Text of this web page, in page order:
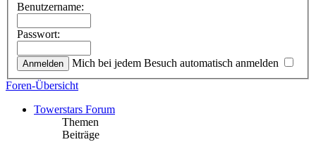
Benutzername:
Passwort:
Mich bei jedem Besuch automatisch anmelden
Foren-Übersicht
Towerstars Forum
Themen
Beiträge